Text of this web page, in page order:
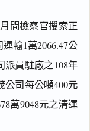
間檢察官搜索正
輸1萬2066.47公
派員駐廠之108年
公司每公噸400元
萬9048元之清運